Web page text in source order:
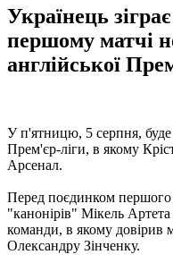
Українець
першому матчі
англійської
У п'ятницю, 5 серпня, буде
Прем'єр-ліги, в якому
Арсенал.
Перед поєдинком першого
"канонірів" Мікель
команди, в якому довірив
Олександру Зінченку.